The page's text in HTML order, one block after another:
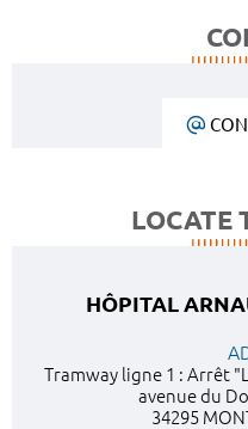
LOCATE
HÔPITAL
Tramway ligne 1 : Arrêt
avenue du
34295